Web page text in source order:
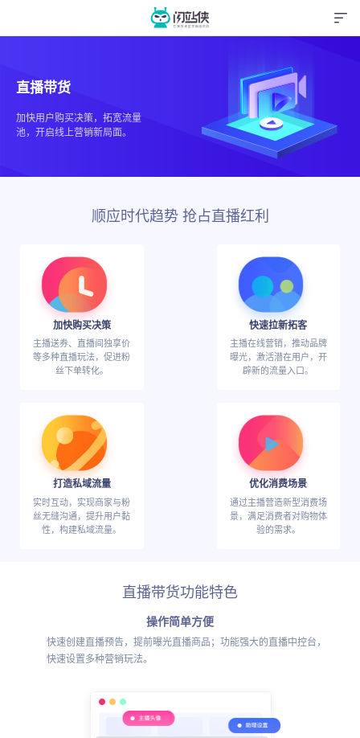
直播带货
加快用户购买决策，拓宽流量
池，开启线上营销新局面。
顺应时代趋势 抢占直播红利
加快购买决策
主播送券、直播间独享价
等多种直播玩法，促进粉
丝下单转化。
快速拉新拓客
主播在线营销，推动品牌
曝光，激活潜在用户，开
辟新的流量入口。
打造私域流量
实时互动，实现商家与粉
丝无缝沟通，提升用户黏
性，构建私域流量。
优化消费场景
通过主播营造新型消费场
景，满足消费者对购物体
验的需求。
直播带货功能特色
操作简单方便
快速创建直播预告，提前曝光直播商品；功能强大的直播中控台，
快速设置多种营销玩法。